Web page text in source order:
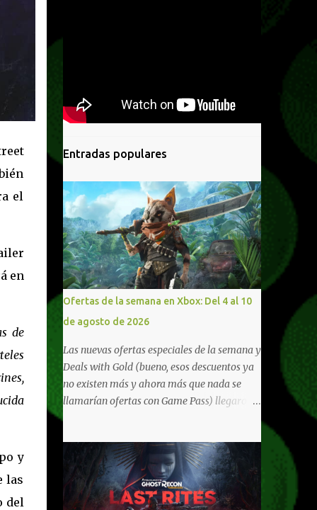
el
en
de
y
las
del
Entradas populares
Ofertas de la semana en Xbox: Del 4 al 10
de agosto de 2026
Las nuevas ofertas especiales de la semana y
Deals with Gold (bueno, esos descuentos ya
no existen más y ahora más que nada se
llamarían ofertas con Game Pass) llegaron a
Xbox Live (lo lamento, pero cuesta decirle
10/11, varios de los juegos que están de
oferta también cuentan con soporte para
Xbox Play Anywhere, lo que nos permite
jugarlos y mantener un progreso